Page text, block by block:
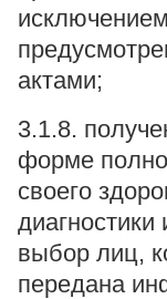
актами;
3.1.8.
форме
своего
выбор лиц,
передана